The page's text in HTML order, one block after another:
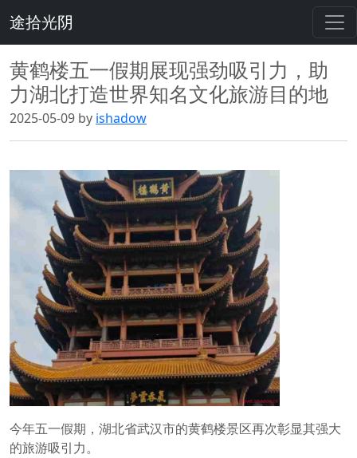
途拾光阴
黄鹤楼五一假期展现强劲吸引力，助
力湖北打造世界知名文化旅游目的地
2025-05-09 by ishadow
今年五一假期，湖北省武汉市的黄鹤楼景区再次彰显其强大
的旅游吸引力。